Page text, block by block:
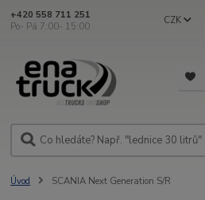
CZK
+420 558 711 251
Po- Pá 7:00- 15:00
Úvod SCANIA Next Generation S/R